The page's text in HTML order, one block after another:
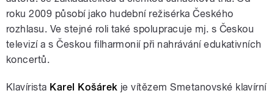
roku 2009 působí jako hudební režisérka Českého
rozhlasu. Ve stejné roli také spolupracuje mj. s Českou
televizí a s Českou filharmonií při nahrávání edukativních
koncertů.
Klavírista Karel Košárek je vítězem Smetanovské klavírní